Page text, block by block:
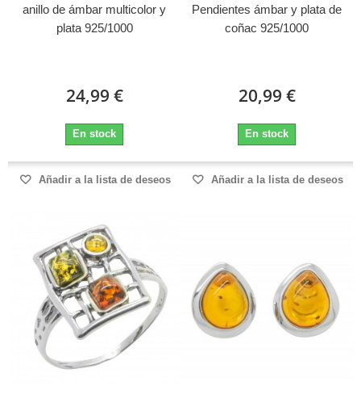
anillo de ámbar multicolor y
plata 925/1000
24,99 €
En stock
Añadir a la lista de deseos
Pendientes ámbar y plata de
coñac 925/1000
20,99 €
En stock
Añadir a la lista de deseos